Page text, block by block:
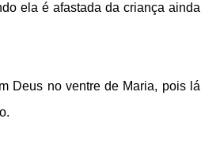
ela é afastada da criança ainda
Deus no ventre de Maria, pois lá